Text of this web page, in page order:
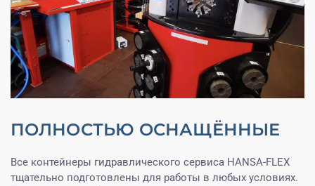
ПОЛНОСТЬЮ ОСНАЩЁННЫЕ
Все контейнеры гидравлического сервиса HANSA-FLEX
тщательно подготовлены для работы в любых условиях.